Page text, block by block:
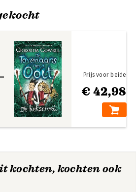
€ 42,98
Prijs voor beide
kochten, kochten ook